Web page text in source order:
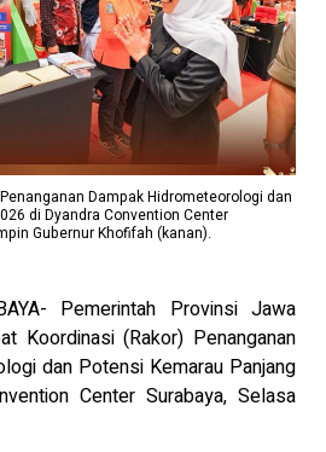
Dampak Hidrometeorologi dan
di Dyandra Convention Center
Gubernur Khofifah (kanan).
Pemerintah Provinsi Jawa
Koordinasi (Rakor) Penanganan
dan Potensi Kemarau Panjang
Center Surabaya, Selasa